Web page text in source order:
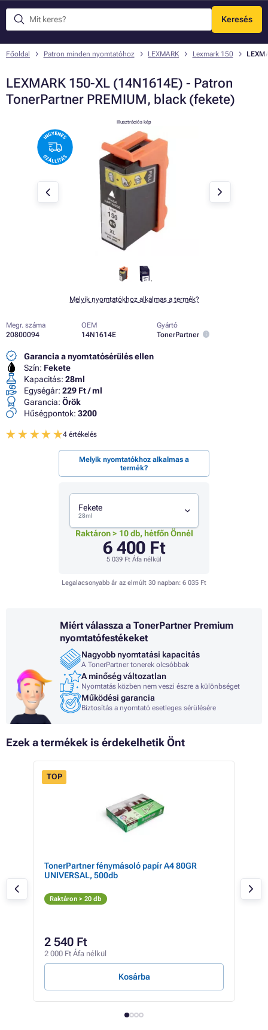
Keresés
Menü
Főoldal Patron minden nyomtatóhoz LEXMARK Lexmark 150
LEXMARK 150-XL (14N1614E) - Patron
TonerPartner PREMIUM, black (fekete)
Illusztrációs kép
Melyik nyomtatókhoz alkalmas a termék?
Megr. száma
20800094
OEM
14N1614E
Gyártó
TonerPartner
Garancia a nyomtatósérülés ellen
Szín: Fekete
Kapacitás: 28ml
Egységár: 229 Ft / ml
Garancia: Örök
Hűségpontok: 3200
4 értékelés
Melyik nyomtatókhoz alkalmas a
termék?
Fekete
28ml
Raktáron > 10 db, hétfőn Önnél
6 400 Ft
5 039 Ft Áfa nélkül
Legalacsonyabb ár az elmúlt 30 napban: 6 035 Ft
Miért válassza a TonerPartner Premium
nyomtatófestékeket
Nagyobb nyomtatási kapacitás
A TonerPartner tonerek olcsóbbak
A minőség változatlan
Nyomtatás közben nem veszi észre a különbséget
Működési garancia
Biztosítás a nyomtató esetleges sérülésére
Ezek a termékek is érdekelhetik Önt
TOP
TonerPartner fénymásoló papír A4 80GR
UNIVERSAL, 500db
Raktáron > 20 db
2 540 Ft
2 000 Ft Áfa nélkül
Kosárba